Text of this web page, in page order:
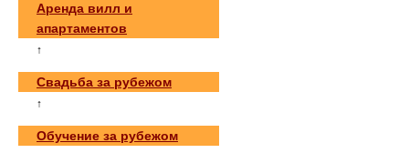
Аренда вилл и
апартаментов
↑
Свадьба за рубежом
↑
Обучение за рубежом